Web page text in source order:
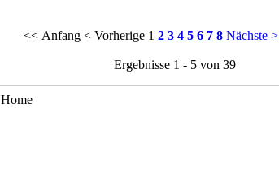
<< Anfang < Vorherige 1 2 3 4 5 6 7 8 Nächste >
Ergebnisse 1 - 5 von 39
Home